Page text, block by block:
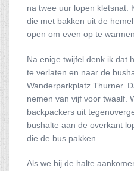
na twee uur lopen kletsnat.
die met bakken uit de
open om even op te warmen.
Na enige twijfel denk ik dat
te verlaten en naar de
Wanderparkplatz Thurner.
nemen van vijf voor twaalf.
backpackers uit
bushalte aan de overkant
die de bus pakken.
Als we bij de halte